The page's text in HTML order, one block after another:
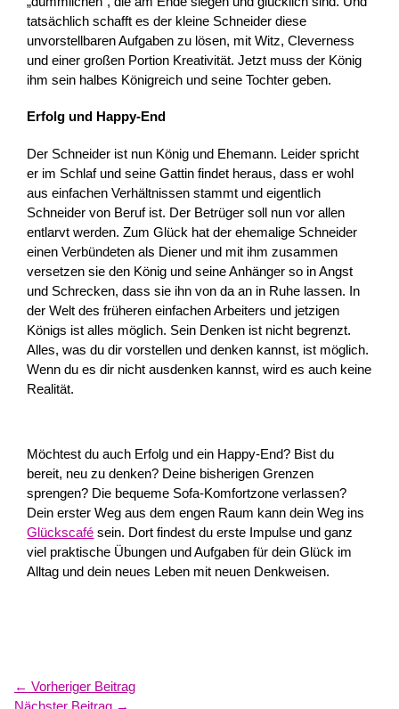
tatsächlich schafft es der kleine Schneider diese
unvorstellbaren Aufgaben zu lösen, mit Witz, Cleverness
und einer großen Portion Kreativität. Jetzt muss der König
ihm sein halbes Königreich und seine Tochter geben.
Erfolg und Happy-End
Der Schneider ist nun König und Ehemann. Leider spricht
er im Schlaf und seine Gattin findet heraus, dass er wohl
aus einfachen Verhältnissen stammt und eigentlich
Schneider von Beruf ist. Der Betrüger soll nun vor allen
entlarvt werden. Zum Glück hat der ehemalige Schneider
einen Verbündeten als Diener und mit ihm zusammen
versetzen sie den König und seine Anhänger so in Angst
und Schrecken, dass sie ihn von da an in Ruhe lassen. In
der Welt des früheren einfachen Arbeiters und jetzigen
Königs ist alles möglich. Sein Denken ist nicht begrenzt.
Alles, was du dir vorstellen und denken kannst, ist möglich.
Wenn du es dir nicht ausdenken kannst, wird es auch keine
Realität.
Möchtest du auch Erfolg und ein Happy-End? Bist du
bereit, neu zu denken? Deine bisherigen Grenzen
sprengen? Die bequeme Sofa-Komfortzone verlassen?
Dein erster Weg aus dem engen Raum kann dein Weg ins
Glückscafé sein. Dort findest du erste Impulse und ganz
viel praktische Übungen und Aufgaben für dein Glück im
Alltag und dein neues Leben mit neuen Denkweisen.
← Vorheriger Beitrag